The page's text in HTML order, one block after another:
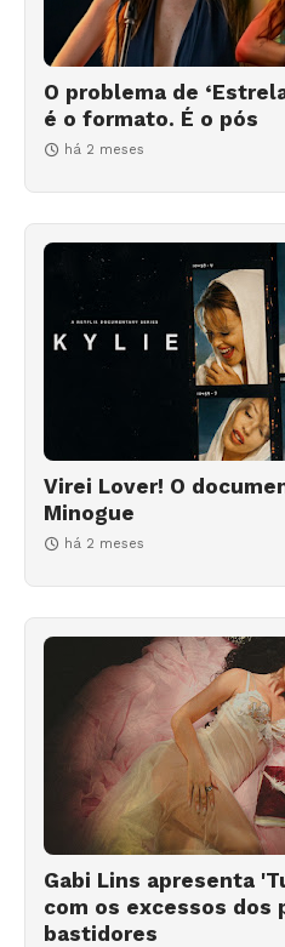
O problema de
é o formato. É o pós
há 2 meses
Virei Lover! O
Minogue
há 2 meses
Gabi Lins apresenta
com os excessos dos
bastidores